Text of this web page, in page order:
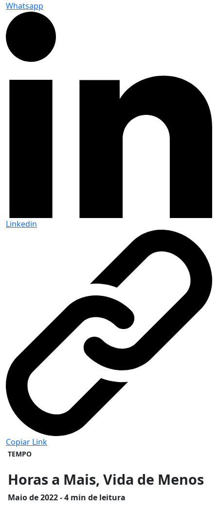
Whatsapp
Linkedin
Copiar Link
TEMPO
Horas a Mais, Vida de Menos
Maiode 2022 - 4 min de leitura